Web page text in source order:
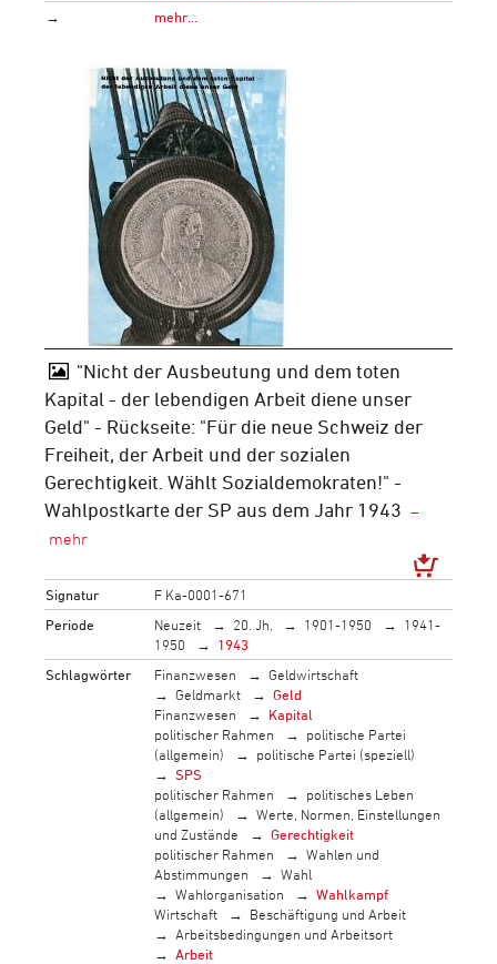
→
mehr…
"Nicht der Ausbeutung und dem toten
Kapital - der lebendigen Arbeit diene unser
Geld" - Rückseite: "Für die neue Schweiz der
Freiheit, der Arbeit und der sozialen
Gerechtigkeit. Wählt Sozialdemokraten!" -
Wahlpostkarte der SP aus dem Jahr 1943
Signatur
F Ka-0001-671
Periode
Neuzeit 20. Jh. 1901-1950
1941-
1950
1943
Schlagwörter
Finanzwesen
Geldwirtschaft
Geldmarkt
Geld
Finanzwesen
Kapital
politischer Rahmen
politische Partei
(allgemein)
politische Partei (speziell)
SPS
politischer Rahmen
politisches Leben
(allgemein)
Werte, Normen, Einstellungen
und Zustände
Gerechtigkeit
politischer Rahmen
Wahlen und
Abstimmungen
Wahl
Wahlorganisation
Wahlkampf
Wirtschaft
Beschäftigung und Arbeit
Arbeitsbedingungen und Arbeitsort
Arbeit